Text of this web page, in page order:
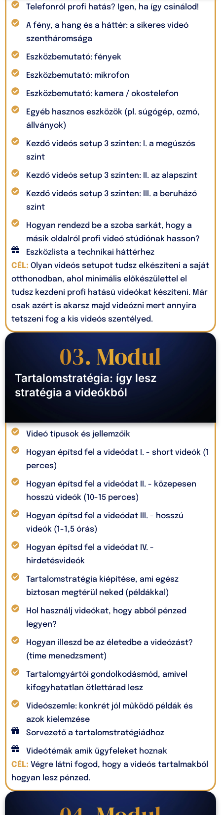
03. Modul
Tartalomstratégia: így lesz
stratégia a videókból
Videó típusok és jellemzőik
Hogyan építsd fel a videódat I. - short videók (1
perces)
Hogyan építsd fel a videódat II. - közepesen
hosszú videók (10-15 perces)
Hogyan építsd fel a videódat III. - hosszú
videók (1-1,5 órás)
Hogyan építsd fel a videódat IV. -
hirdetésvideók
Tartalomstratégia kiépítése, ami egész
biztosan megtérül neked (példákkal)
Hol használj videókat, hogy abból pénzed
legyen?
Hogyan illeszd be az életedbe a videózást?
(time menedzsment)
Tartalomgyártói gondolkodásmód, amivel
kifogyhatatlan ötlettárad lesz
Videószemle: konkrét jól működő példák és
azok kielemzése
Sorvezető a tartalomstratégiádhoz
Videótémák amik ügyfeleket hoznak
CÉL: Végre látni fogod, hogy a videós tartalmakból
hogyan lesz pénzed.
Telefonról profi hatás? Igen, ha így csinálod!
A fény, a hang és a háttér: a sikeres videó
szentháromsága
Eszközbemutató: fények
Eszközbemutató: mikrofon
Eszközbemutató: kamera / okostelefon
Egyéb hasznos eszközök (pl. súgógép, ozmó,
állványok)
Kezdő videós setup 3 szinten: I. a megúszós
szint
Kezdő videós setup 3 szinten: II. az alapszint
Kezdő videós setup 3 szinten: III. a beruházó
szint
Hogyan rendezd be a szoba sarkát, hogy a
másik oldalról profi videó stúdiónak hasson?
Eszközlista a technikai háttérhez
CÉL: Olyan videós setupot tudsz elkészíteni a saját
otthonodban, ahol minimális előkészülettel el
tudsz kezdeni profi hatású videókat készíteni. Már
csak azért is akarsz majd videózni mert annyira
tetszeni fog a kis videós szentélyed.